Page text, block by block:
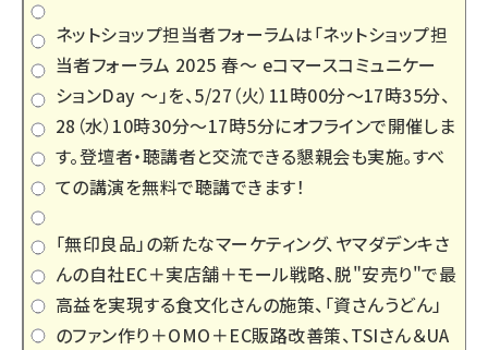
ネットショップ担当者フォーラムは「ネットショップ担
当者フォーラム 2025 春～ eコマースコミュニケー
ションDay ～」を、5/27（火）11時00分～17時35分、
28（水）10時30分～17時5分にオフラインで開催しま
す。登壇者・聴講者と交流できる懇親会も実施。すべ
ての講演を無料で聴講できます！
「無印良品」の新たなマーケティング、ヤマダデンキさ
んの自社EC＋実店舗＋モール戦略、脱"安売り"で最
高益を実現する食文化さんの施策、「資さんうどん」
のファン作り＋OMO＋EC販路改善策、TSIさん＆UA